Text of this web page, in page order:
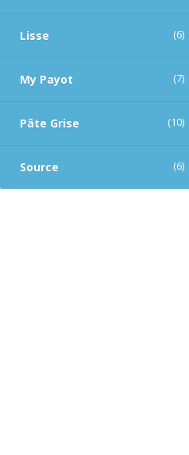
Lisse (6)
My Payot (7)
Pâte Grise (10)
Source (6)